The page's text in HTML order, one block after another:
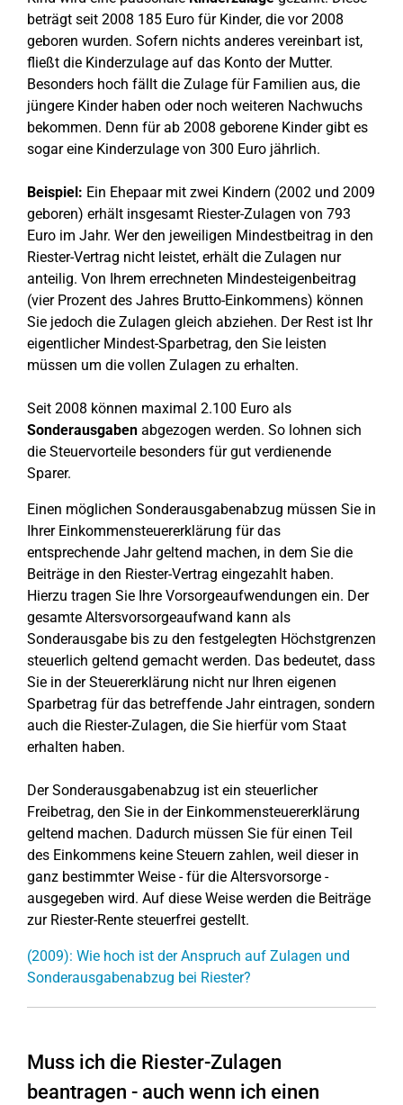
beträgt seit 2008 185 Euro für Kinder, die vor 2008
geboren wurden. Sofern nichts anderes vereinbart ist,
fließt die Kinderzulage auf das Konto der Mutter.
Besonders hoch fällt die Zulage für Familien aus, die
jüngere Kinder haben oder noch weiteren Nachwuchs
bekommen. Denn für ab 2008 geborene Kinder gibt es
sogar eine Kinderzulage von 300 Euro jährlich.
Beispiel: Ein Ehepaar mit zwei Kindern (2002 und 2009
geboren) erhält insgesamt Riester-Zulagen von 793
Euro im Jahr. Wer den jeweiligen Mindestbeitrag in den
Riester-Vertrag nicht leistet, erhält die Zulagen nur
anteilig. Von Ihrem errechneten Mindesteigenbeitrag
(vier Prozent des Jahres Brutto-Einkommens) können
Sie jedoch die Zulagen gleich abziehen. Der Rest ist Ihr
eigentlicher Mindest-Sparbetrag, den Sie leisten
müssen um die vollen Zulagen zu erhalten.
Seit 2008 können maximal 2.100 Euro als
Sonderausgaben abgezogen werden. So lohnen sich
die Steuervorteile besonders für gut verdienende
Sparer.
Einen möglichen Sonderausgabenabzug müssen Sie in
Ihrer Einkommensteuererklärung für das
entsprechende Jahr geltend machen, in dem Sie die
Beiträge in den Riester-Vertrag eingezahlt haben.
Hierzu tragen Sie Ihre Vorsorgeaufwendungen ein. Der
gesamte Altersvorsorgeaufwand kann als
Sonderausgabe bis zu den festgelegten Höchstgrenzen
steuerlich geltend gemacht werden. Das bedeutet, dass
Sie in der Steuererklärung nicht nur Ihren eigenen
Sparbetrag für das betreffende Jahr eintragen, sondern
auch die Riester-Zulagen, die Sie hierfür vom Staat
erhalten haben.
Der Sonderausgabenabzug ist ein steuerlicher
Freibetrag, den Sie in der Einkommensteuererklärung
geltend machen. Dadurch müssen Sie für einen Teil
des Einkommens keine Steuern zahlen, weil dieser in
ganz bestimmter Weise - für die Altersvorsorge -
ausgegeben wird. Auf diese Weise werden die Beiträge
zur Riester-Rente steuerfrei gestellt.
(2009): Wie hoch ist der Anspruch auf Zulagen und
Sonderausgabenabzug bei Riester?
Muss ich die Riester-Zulagen
beantragen - auch wenn ich einen